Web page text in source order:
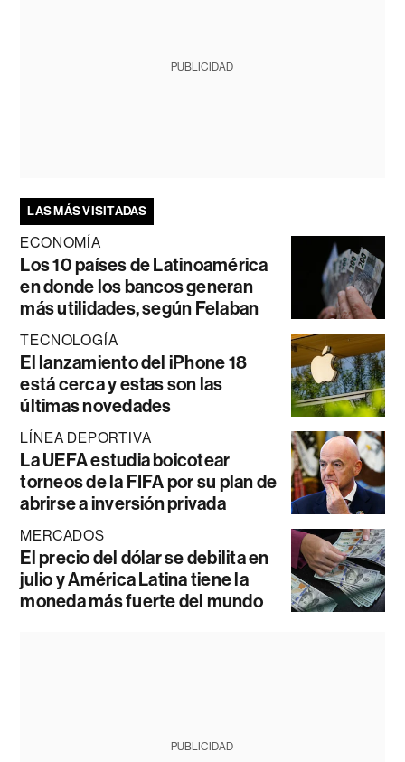
PUBLICIDAD
LAS MÁS VISITADAS
ECONOMÍA
Los 10 países de Latinoamérica
en donde los bancos generan
más utilidades, según Felaban
TECNOLOGÍA
El lanzamiento del iPhone 18
está cerca y estas son las
últimas novedades
LÍNEA DEPORTIVA
La UEFA estudia boicotear
torneos de la FIFA por su plan de
abrirse a inversión privada
MERCADOS
El precio del dólar se debilita en
julio y América Latina tiene la
moneda más fuerte del mundo
PUBLICIDAD